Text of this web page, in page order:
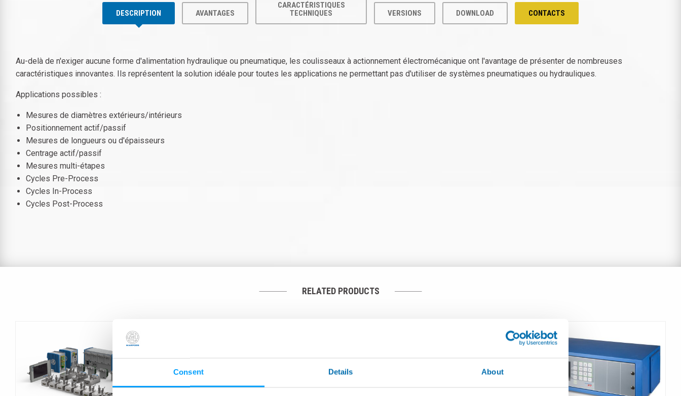
Consent Details About
DESCRIPTION AVANTAGES
CARACTÉRISTIQUES
TECHNIQUES
VERSIONS DOWNLOAD CONTACTS
Au-delà de n'exiger aucune forme d'alimentation hydraulique ou pneumatique, les coulisseaux à actionnement électromécanique ont l'avantage de présenter de nombreuses
caractéristiques innovantes. Ils représentent la solution idéale pour toutes les applications ne permettant pas d'utiliser de systèmes pneumatiques ou hydrauliques.
Applications possibles :
Mesures de diamètres extérieurs/intérieurs
Positionnement actif/passif
Mesures de longueurs ou d'épaisseurs
Centrage actif/passif
Mesures multi-étapes
Cycles Pre-Process
Cycles In-Process
Cycles Post-Process
RELATED PRODUCTS